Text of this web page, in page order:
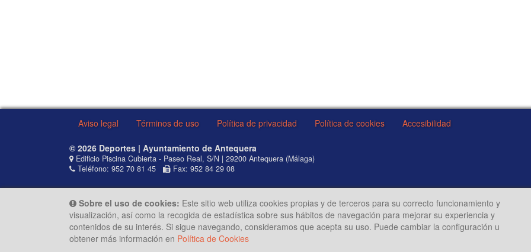
Aviso legal Términos de uso Política de privacidad Política de cookies Accesibilidad
© 2026 Deportes | Ayuntamiento de Antequera
Edificio Piscina Cubierta - Paseo Real, S/N | 29200 Antequera (Málaga)
Teléfono: 952 70 81 45
Fax: 952 84 29 08
Sobre el uso de cookies: Este sitio web utiliza cookies propias y de terceros para su correcto funcionamiento y
visualización, así como la recogida de estadística sobre sus hábitos de navegación para mejorar su experiencia y
contenidos de su interés. Si sigue navegando, consideramos que acepta su uso. Puede cambiar la configuración u
obtener más información en Política de Cookies